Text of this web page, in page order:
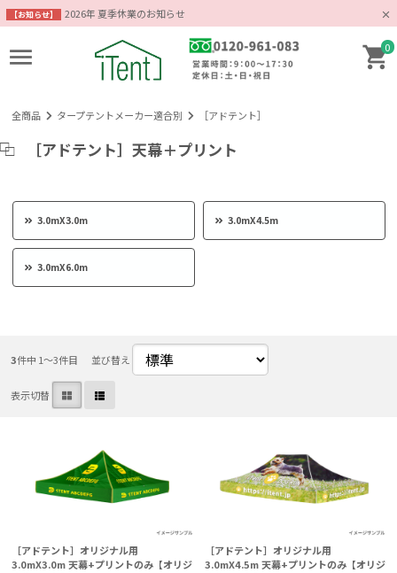
【お知らせ】 2026年 夏季休業のお知らせ
0
全商品 タープテントメーカー適合別 ［アドテント］
［アドテント］天幕＋プリント
3.0mX3.0m 3.0mX4.5m
3.0mX6.0m
3件中 1〜3件目 並び替え
表示切替
［アドテント］オリジナル用
3.0mX3.0m 天幕+プリントのみ【オリジ
［アドテント］オリジナル用
3.0mX4.5m 天幕+プリントのみ【オリジ